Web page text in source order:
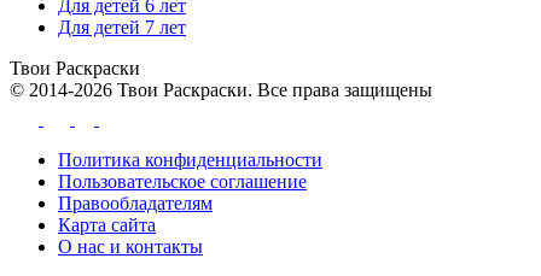
Для детей 6 лет
Для детей 7 лет
Твои Раскраски
© 2014-2026 Твои Раскраски. Все права защищены
Политика конфиденциальности
Пользовательское соглашение
Правообладателям
Карта сайта
О нас и контакты